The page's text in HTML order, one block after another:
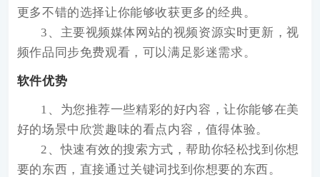
更多不错的选择让你能够收获更多的经典。
3、主要视频媒体网站的视频资源实时更新，视
频作品同步免费观看，可以满足影迷需求。
软件优势
1、为您推荐一些精彩的好内容，让你能够在美
好的场景中欣赏趣味的看点内容，值得体验。
2、快速有效的搜索方式，帮助你轻松找到你想
要的东西，直接通过关键词找到你想要的东西。